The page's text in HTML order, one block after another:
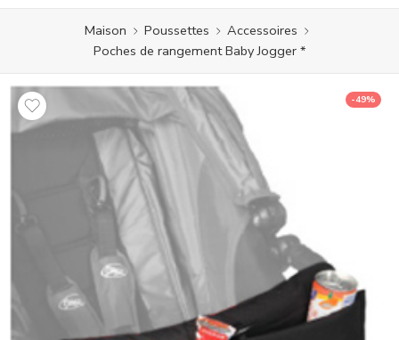
Maison Poussettes
Accessoires
Poches de rangement Baby Jogger *
-49%